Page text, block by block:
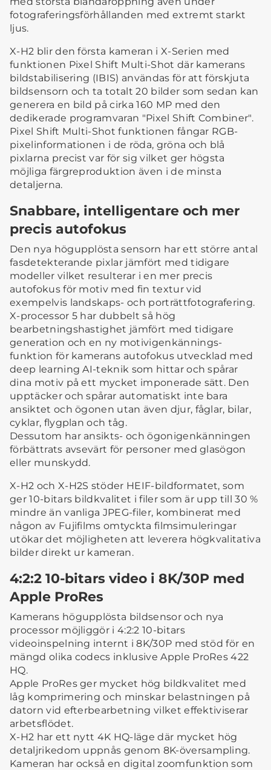
fotograferingsförhållanden med extremt starkt
ljus.
X-H2 blir den första kameran i X-Serien med
funktionen Pixel Shift Multi-Shot där kamerans
bildstabilisering (IBIS) användas för att förskjuta
bildsensorn och ta totalt 20 bilder som sedan kan
generera en bild på cirka 160 MP med den
dedikerade programvaran "Pixel Shift Combiner".
Pixel Shift Multi-Shot funktionen fångar RGB-
pixelinformationen i de röda, gröna och blå
pixlarna precist var för sig vilket ger högsta
möjliga färgreproduktion även i de minsta
detaljerna.
Snabbare, intelligentare och mer
precis autofokus
Den nya högupplösta sensorn har ett större antal
fasdetekterande pixlar jämfört med tidigare
modeller vilket resulterar i en mer precis
autofokus för motiv med fin textur vid
exempelvis landskaps- och porträttfotografering.
X-processor 5 har dubbelt så hög
bearbetningshastighet jämfört med tidigare
generation och en ny motivigenkännings-
funktion för kamerans autofokus utvecklad med
deep learning AI-teknik som hittar och spårar
dina motiv på ett mycket imponerade sätt. Den
upptäcker och spårar automatiskt inte bara
ansiktet och ögonen utan även djur, fåglar, bilar,
cyklar, flygplan och tåg.
Dessutom har ansikts- och ögonigenkänningen
förbättrats avsevärt för personer med glasögon
eller munskydd.
X-H2 och X-H2S stöder HEIF-bildformatet, som
ger 10-bitars bildkvalitet i filer som är upp till 30 %
mindre än vanliga JPEG-filer, kombinerat med
någon av Fujifilms omtyckta filmsimuleringar
utökar det möjligheten att leverera högkvalitativa
bilder direkt ur kameran.
4:2:2 10-bitars video i 8K/30P med
Apple ProRes
Kamerans högupplösta bildsensor och nya
processor möjliggör i 4:2:2 10-bitars
videoinspelning internt i 8K/30P med stöd för en
mängd olika codecs inklusive Apple ProRes 422
HQ.
Apple ProRes ger mycket hög bildkvalitet med
låg komprimering och minskar belastningen på
datorn vid efterbearbetning vilket effektiviserar
arbetsflödet.
X-H2 har ett nytt 4K HQ-läge där mycket hög
detaljrikedom uppnås genom 8K-översampling.
Kameran har också en digital zoomfunktion som